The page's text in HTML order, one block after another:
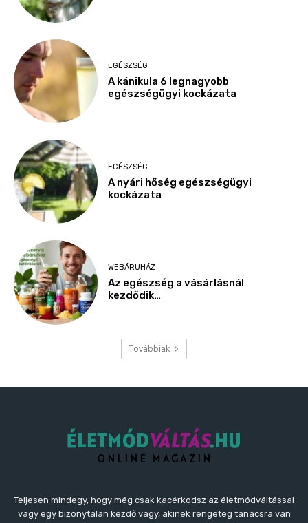
EGÉSZSÉG
A kánikula 6 legnagyobb
egészségügyi kockázata
EGÉSZSÉG
A nyári hőség egészségügyi
kockázata
WEBÁRUHÁZ
Az egészség a vásárlásnál
kezdődik…
Továbbiak
Teljesen mindegy, hogy még csak kacérkodsz az életmódváltással
vagy egy bizonytalan kezdő vagy, akinek rengeteg tanácsra van